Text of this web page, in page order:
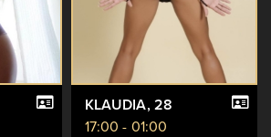
KLAUDIA, 28
17:00 - 01:00